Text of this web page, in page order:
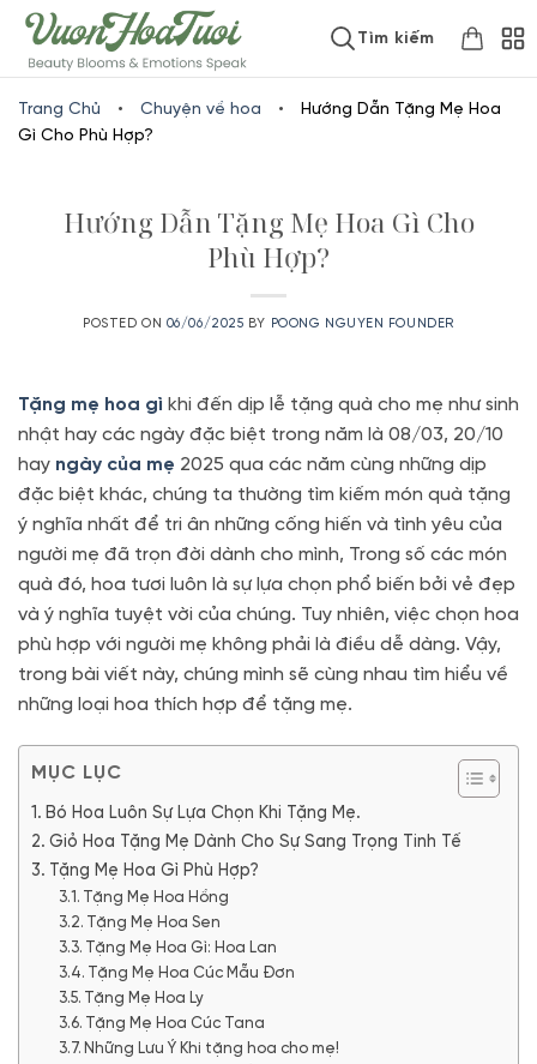
www.vuonhoatuoi.vnSkip
to
content
Tìm kiếm
Trang Chủ • Chuyện về hoa •
Hướng Dẫn Tặng Mẹ Hoa
Gì Cho Phù Hợp?
Hướng Dẫn Tặng Mẹ Hoa Gì Cho
Phù Hợp?
POSTED ON 06/06/2025 BY POONG NGUYEN FOUNDER
Tặng mẹ hoa gì khi đến dịp lễ tặng quà cho mẹ như sinh
nhật hay các ngày đặc biệt trong năm là 08/03, 20/10
hay ngày của mẹ 2025 qua các năm cùng những dịp
đặc biệt khác, chúng ta thường tìm kiếm món quà tặng
ý nghĩa nhất để tri ân những cống hiến và tình yêu của
người mẹ đã trọn đời dành cho mình, Trong số các món
quà đó, hoa tươi luôn là sự lựa chọn phổ biến bởi vẻ đẹp
và ý nghĩa tuyệt vời của chúng. Tuy nhiên, việc chọn hoa
phù hợp với người mẹ không phải là điều dễ dàng. Vậy,
trong bài viết này, chúng mình sẽ cùng nhau tìm hiểu về
những loại hoa thích hợp để tặng mẹ.
MỤC LỤC
Bó Hoa Luôn Sự Lựa Chọn Khi Tặng Mẹ.
Giỏ Hoa Tặng Mẹ Dành Cho Sự Sang Trọng Tinh Tế
Tặng Mẹ Hoa Gì Phù Hợp?
Tặng Mẹ Hoa Hồng
Tặng Mẹ Hoa Sen
Tặng Mẹ Hoa Gì: Hoa Lan
Tặng Mẹ Hoa Cúc Mẫu Đơn
Tặng Mẹ Hoa Ly
Tặng Mẹ Hoa Cúc Tana
Những Lưu Ý Khi tặng hoa cho mẹ!